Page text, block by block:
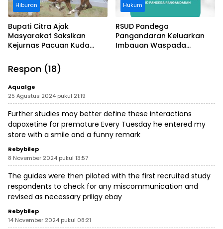
Hiburan
Bupati Citra Ajak
Masyarakat Saksikan
Kejurnas Pacuan Kuda
Legokjawa
Hukum
RSUD Pandega
Pangandaran Keluarkan
Imbauan Waspada
Respon (18)
Aqualge
25 Agustus 2024 pukul 21:19
Further studies may better define these interactions
dapoxetine for premature Every Tuesday he entered my
store with a smile and a funny remark
Rebybilep
8 November 2024 pukul 13:57
The guides were then piloted with the first recruited study
respondents to check for any miscommunication and
revised as necessary priligy ebay
Rebybilep
14 November 2024 pukul 08:21